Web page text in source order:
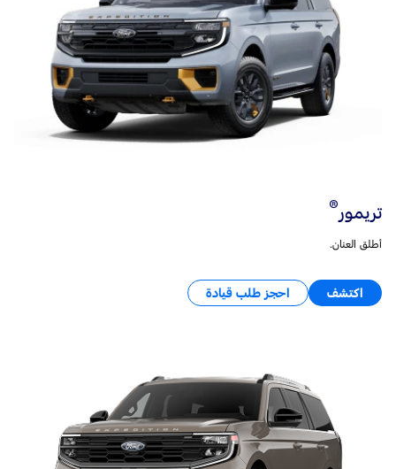
تريمور®
أطلق العنان.
اكتشف احجز طلب قيادة